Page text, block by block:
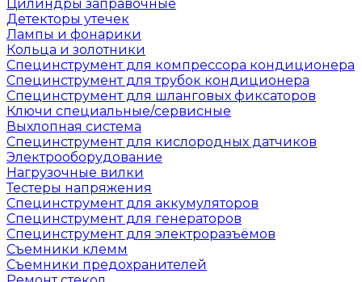
Цилиндры заправочные
Детекторы утечек
Лампы и фонарики
Кольца и золотники
Специнструмент для компрессора кондиционера
Специнструмент для трубок кондиционера
Специнструмент для шланговых фиксаторов
Ключи специальные/сервисные
Выхлопная система
Специнструмент для кислородных датчиков
Электрооборудование
Нагрузочные вилки
Тестеры напряжения
Специнструмент для аккумуляторов
Специнструмент для генераторов
Специнструмент для электроразъёмов
Съемники клемм
Съемники предохранителей